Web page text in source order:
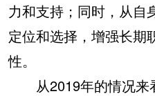
力和支持；同时，从自
定位和选择，增强长期
性。
从2019年的情况来